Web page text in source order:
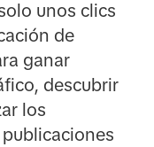
unos clics
de
ganar
descubrir
los